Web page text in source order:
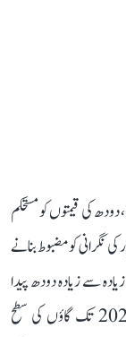
کی قیمتوں کو مستحکم
نگرانی کو مضبوط بنانے
سے زیادہ دودھ پیدا
کرنے والوں کو منظم شعبے میں لانے کے لیے مارچ 2026 تک گاؤں کی سطح